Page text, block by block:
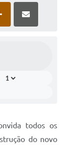
todos os
do novo